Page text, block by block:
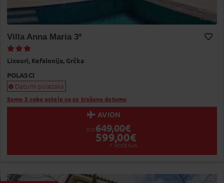
Villa Anna Maria 3*
Lixouri, Kefalonija, Grčka
POLASCI
Datumi polazaka
Samo 3 sobe ostale su za tražene datume
AVION
OD 649,00€
599,00€
7 NOĆENJA